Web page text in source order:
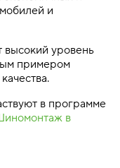
и
уровень
примером
в программе
в